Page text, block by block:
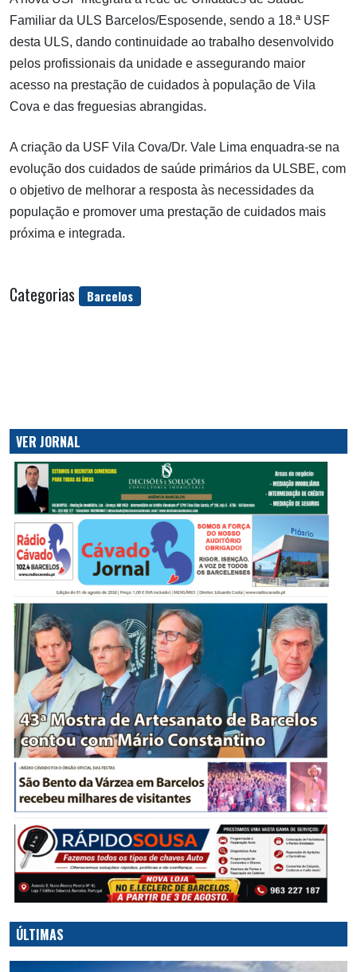
Familiar da ULS Barcelos/Esposende, sendo a 18.ª USF
desta ULS, dando continuidade ao trabalho desenvolvido
pelos profissionais da unidade e assegurando maior
acesso na prestação de cuidados à população de Vila
Cova e das freguesias abrangidas.
A criação da USF Vila Cova/Dr. Vale Lima enquadra-se na
evolução dos cuidados de saúde primários da ULSBE, com
o objetivo de melhorar a resposta às necessidades da
população e promover uma prestação de cuidados mais
próxima e integrada.
Categorias Barcelos
VER JORNAL
ÚLTIMAS